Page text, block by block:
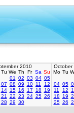
2010
Tu We Th Fr Sa Su
01
02 03 04 05
07 08 09 10 11
12
14 15 16 17 18
19
21 22 23 24 25 26
28 29 30
October
Mo Tu
04 05
11
12
18
19
25 26